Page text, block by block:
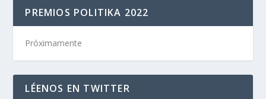
PREMIOS POLITIKA 2022
Próximamente
LÉENOS EN TWITTER